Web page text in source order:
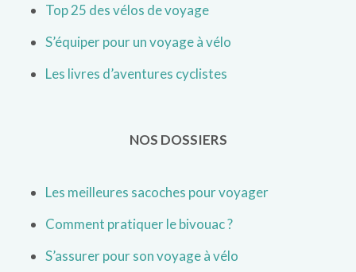
Top 25 des vélos de voyage
S’équiper pour un voyage à vélo
Les livres d’aventures cyclistes
NOS DOSSIERS
Les meilleures sacoches pour voyager
Comment pratiquer le bivouac ?
S’assurer pour son voyage à vélo